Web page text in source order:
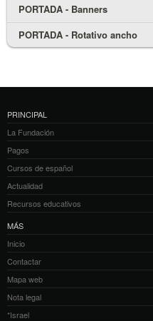
PORTADA - Banners
PORTADA - Rotativo ancho
PRINCIPAL
La Fundación
Pagos
Cursos de español
Actualidad
Recursos educativos
MÁS
Inicio
Contactar
Mapa web
Nota legal
*Israel